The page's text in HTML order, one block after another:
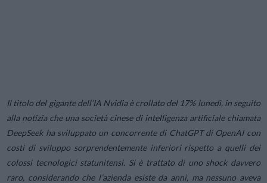
Il titolo del gigante dell’IA Nvidia è crollato del 17% lunedì, in seguito
alla notizia che una società cinese di intelligenza artificiale chiamata
DeepSeek ha sviluppato un concorrente di ChatGPT di OpenAI con
costi di sviluppo sorprendentemente inferiori rispetto a quelli dei
colossi tecnologici statunitensi. Si è trattato di uno shock davvero
raro, considerando che l’azienda esiste da anni, ma nessuno aveva